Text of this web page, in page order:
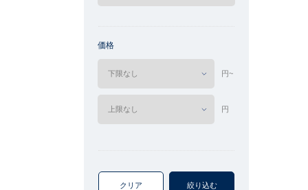
価格
円~
円
クリア 絞り込む